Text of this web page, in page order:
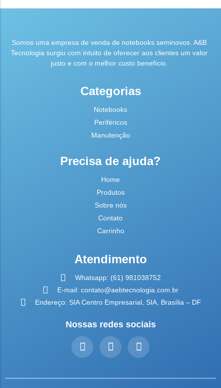
Somos uma empresa de venda de notebooks seminovos. A&B
Tecnologia surgiu com intuito de oferecer aos clientes um valor
justo e com o melhor custo benefício.
Categorias
Notebooks
Periféricos
Manutenção
Precisa de ajuda?
Home
Produtos
Sobre nós
Contato
Carrinho
Atendimento
Whatsapp: (61) 981038752
E-mail: contato@aebtecnologia.com.br
Endereço: SIA Centro Empresarial, SIA, Brasília – DF
Nossas redes sociais